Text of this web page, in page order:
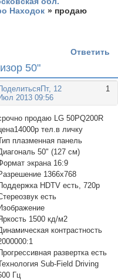
Находок » продаю
50"
Ответить
1
Пт, 12
2013 09:56
продаю LG 50PQ200R
тел.в личку
плазменная панель
50" (127 см)
экрана 16:9
1366x768
HDTV есть, 720p
есть
1500 кд/м2
контрастность
развертка есть
Sub-Field Driving
Гц